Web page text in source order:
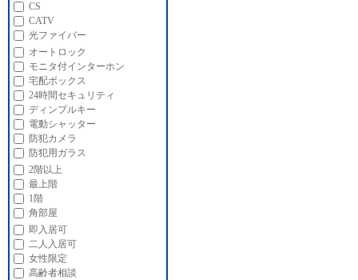
CS
CATV
光ファイバー
オートロック
モニタ付インターホン
宅配ボックス
24時間セキュリティ
ディンプルキー
電動シャッター
防犯カメラ
防犯用ガラス
2階以上
最上階
1階
角部屋
即入居可
二人入居可
女性限定
高齢者相談